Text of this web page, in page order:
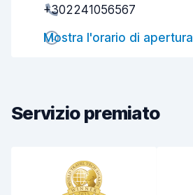
Rapidità del ritiro
Rapidità della riconsegna
Condizioni dell'auto
+302241056567
Mostra l'orario di apertura
Servizio premiato